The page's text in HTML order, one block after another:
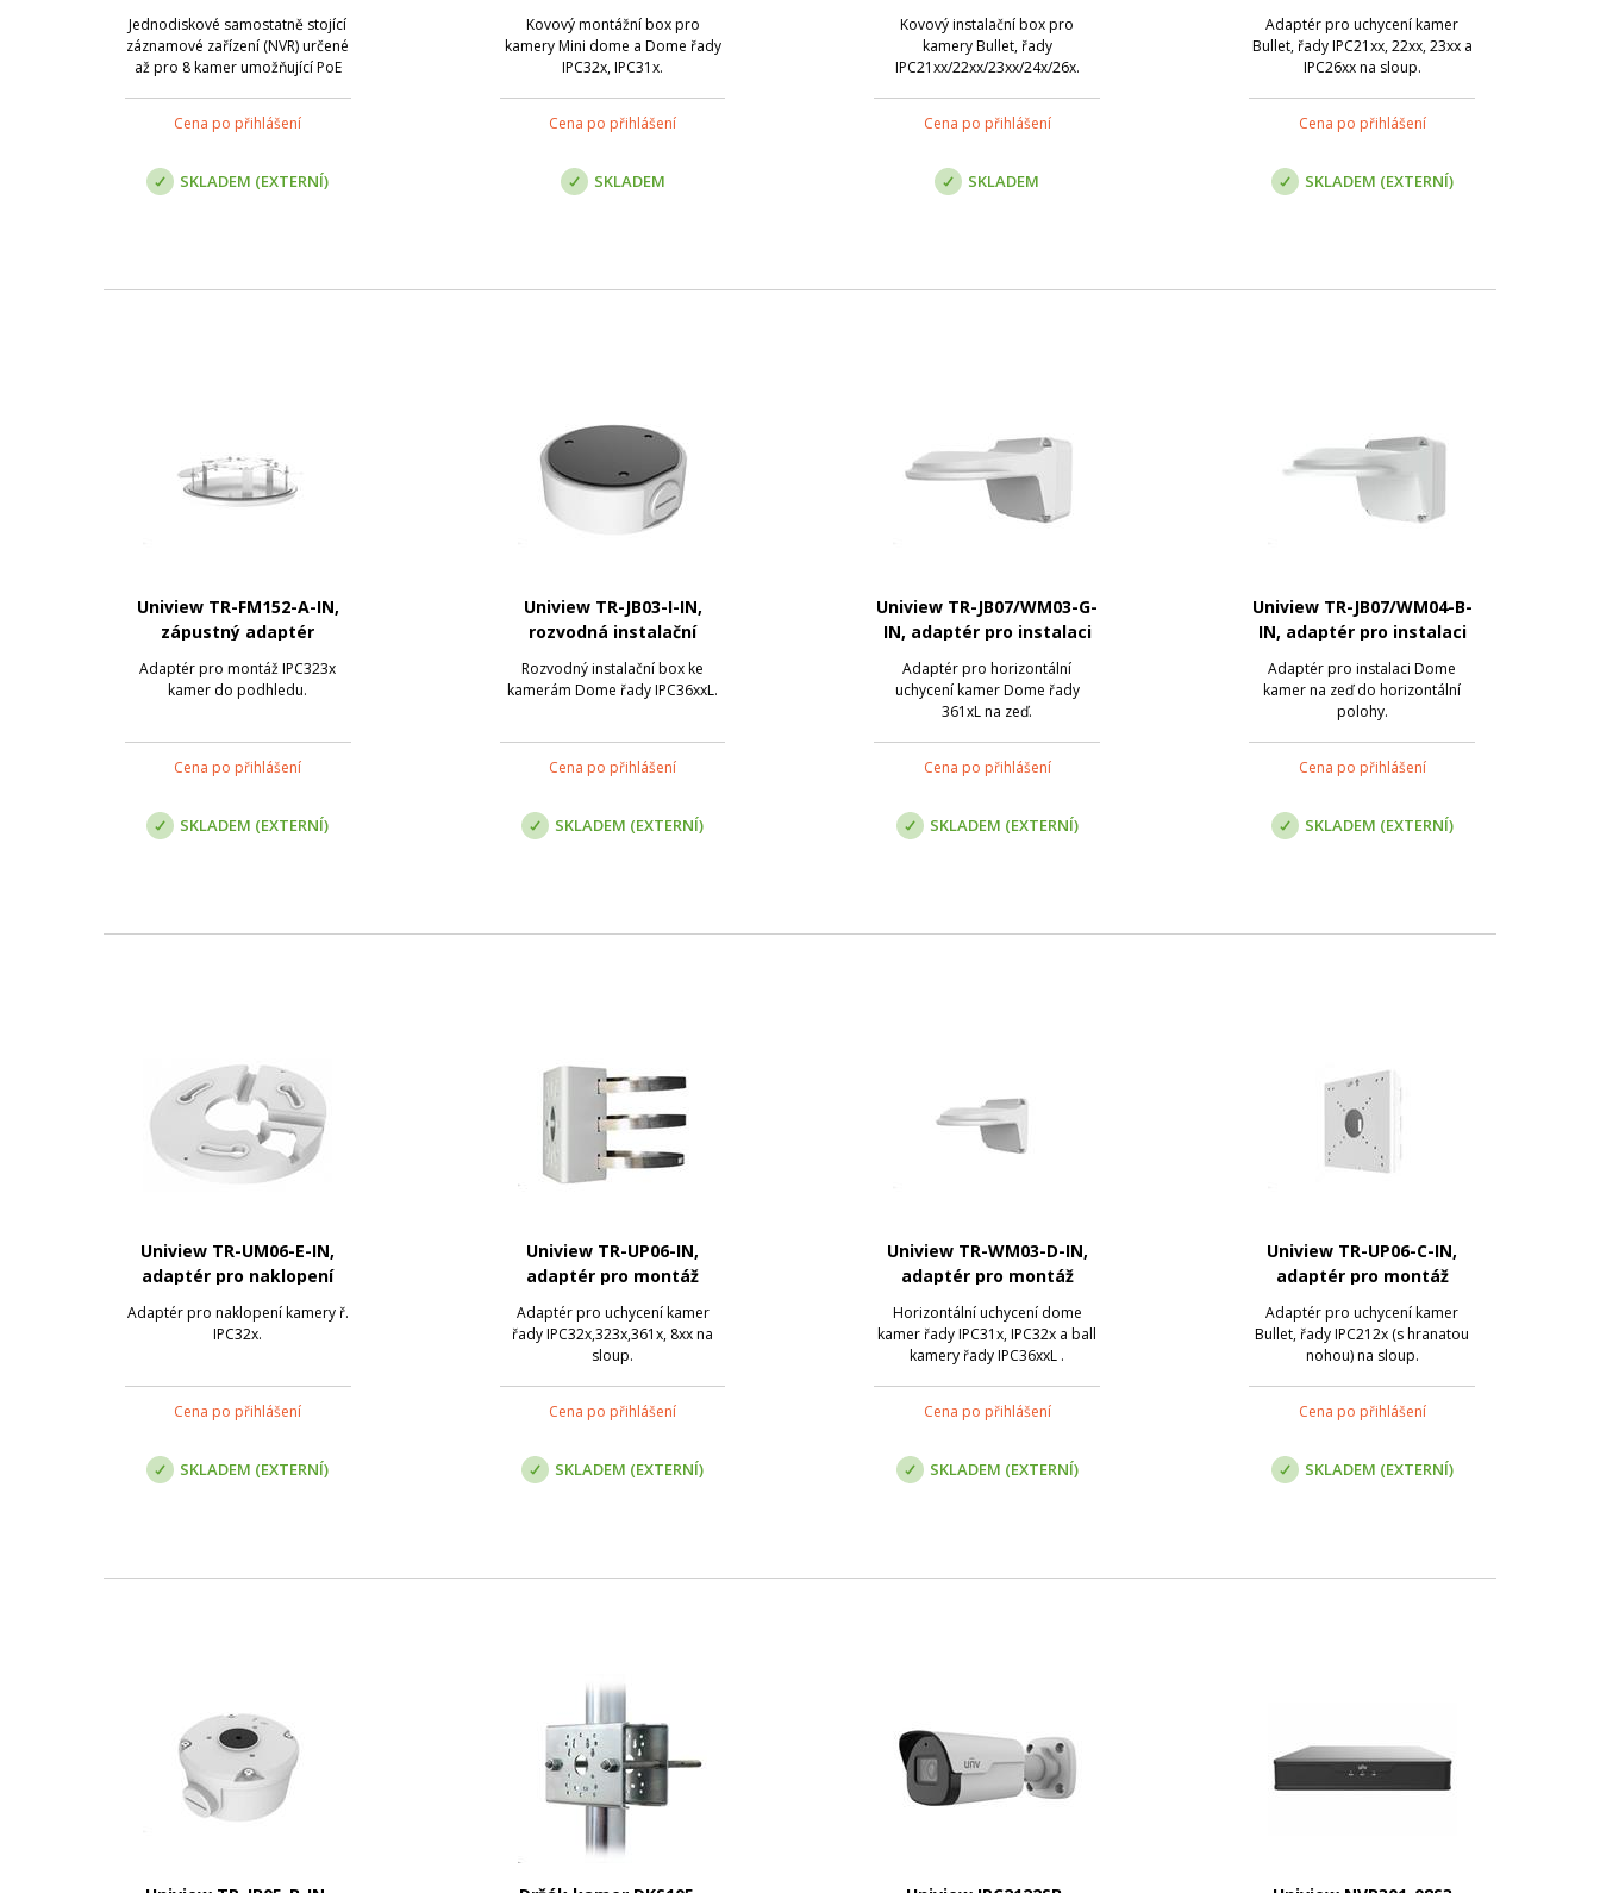
Jednodiskové samostatně stojící
záznamové zařízení (NVR) určené
až pro 8 kamer umožňující PoE
Cena po přihlášení
SKLADEM (EXTERNÍ)
krabice
Kovový montážní box pro
kamery Mini dome a Dome řady
IPC32x, IPC31x.
Cena po přihlášení
SKLADEM
krabice
Kovový instalační box pro
kamery Bullet, řady
IPC21xx/22xx/23xx/24x/26x.
Cena po přihlášení
SKLADEM
kamery na sloup
Adaptér pro uchycení kamer
Bullet, řady IPC21xx, 22xx, 23xx a
IPC26xx na sloup.
Cena po přihlášení
SKLADEM (EXTERNÍ)
Uniview TR-FM152-A-IN,
zápustný adaptér
Adaptér pro montáž IPC323x
kamer do podhledu.
Cena po přihlášení
SKLADEM (EXTERNÍ)
Uniview TR-JB03-I-IN,
rozvodná instalační
krabice
Rozvodný instalační box ke
kamerám Dome řady IPC36xxL.
Cena po přihlášení
SKLADEM (EXTERNÍ)
Uniview TR-JB07/WM03-G-
IN, adaptér pro instalaci
dome kamery
Adaptér pro horizontální
uchycení kamer Dome řady
361xL na zeď.
Cena po přihlášení
SKLADEM (EXTERNÍ)
Uniview TR-JB07/WM04-B-
IN, adaptér pro instalaci
dome kamery
Adaptér pro instalaci Dome
kamer na zeď do horizontální
polohy.
Cena po přihlášení
SKLADEM (EXTERNÍ)
Uniview TR-UM06-E-IN,
adaptér pro naklopení
kamery
Adaptér pro naklopení kamery ř.
IPC32x.
Cena po přihlášení
SKLADEM (EXTERNÍ)
Uniview TR-UP06-IN,
adaptér pro montáž
kamery na sloup
Adaptér pro uchycení kamer
řady IPC32x,323x,361x, 8xx na
sloup.
Cena po přihlášení
SKLADEM (EXTERNÍ)
Uniview TR-WM03-D-IN,
adaptér pro montáž
kamery na zeď
Horizontální uchycení dome
kamer řady IPC31x, IPC32x a ball
kamery řady IPC36xxL .
Cena po přihlášení
SKLADEM (EXTERNÍ)
Uniview TR-UP06-C-IN,
adaptér pro montáž
kamery na sloup
Adaptér pro uchycení kamer
Bullet, řady IPC212x (s hranatou
nohou) na sloup.
Cena po přihlášení
SKLADEM (EXTERNÍ)